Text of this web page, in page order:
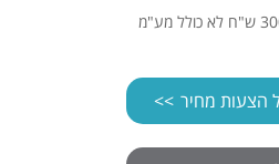
הצעות מחיר